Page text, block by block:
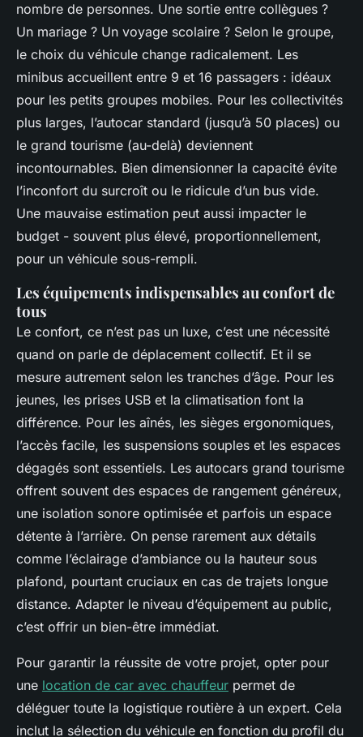
nombre de personnes. Une sortie entre collègues ?
Un mariage ? Un voyage scolaire ? Selon le groupe,
le choix du véhicule change radicalement. Les
minibus accueillent entre 9 et 16 passagers : idéaux
pour les petits groupes mobiles. Pour les collectivités
plus larges, l’autocar standard (jusqu’à 50 places) ou
le grand tourisme (au-delà) deviennent
incontournables. Bien dimensionner la capacité évite
l’inconfort du surcroît ou le ridicule d’un bus vide.
Une mauvaise estimation peut aussi impacter le
budget - souvent plus élevé, proportionnellement,
pour un véhicule sous-rempli.
Les équipements indispensables au confort de
tous
Le confort, ce n’est pas un luxe, c’est une nécessité
quand on parle de déplacement collectif. Et il se
mesure autrement selon les tranches d’âge. Pour les
jeunes, les prises USB et la climatisation font la
différence. Pour les aînés, les sièges ergonomiques,
l’accès facile, les suspensions souples et les espaces
dégagés sont essentiels. Les autocars grand tourisme
offrent souvent des espaces de rangement généreux,
une isolation sonore optimisée et parfois un espace
détente à l’arrière. On pense rarement aux détails
comme l’éclairage d’ambiance ou la hauteur sous
plafond, pourtant cruciaux en cas de trajets longue
distance. Adapter le niveau d’équipement au public,
c’est offrir un bien-être immédiat.
Pour garantir la réussite de votre projet, opter pour
une location de car avec chauffeur permet de
déléguer toute la logistique routière à un expert. Cela
inclut la sélection du véhicule en fonction du profil du